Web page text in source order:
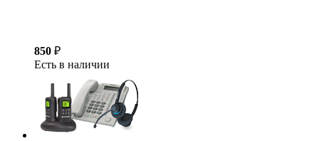
850 ₽
Есть в наличии